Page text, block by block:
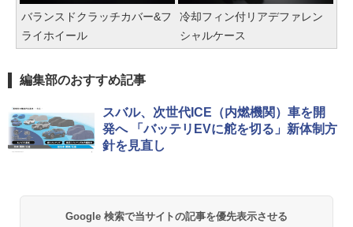
バランスドクラッチカバー&フ
ライホイール
冷却フィン付リアデファレン
シャルケース
編集部のおすすめ記事
スバル、次世代ICE（内燃機関）車を開
発へ 「バッテリEVに舵を切る」新体制方
針を見直し
Google 検索で当サイトの記事を優先表示させる